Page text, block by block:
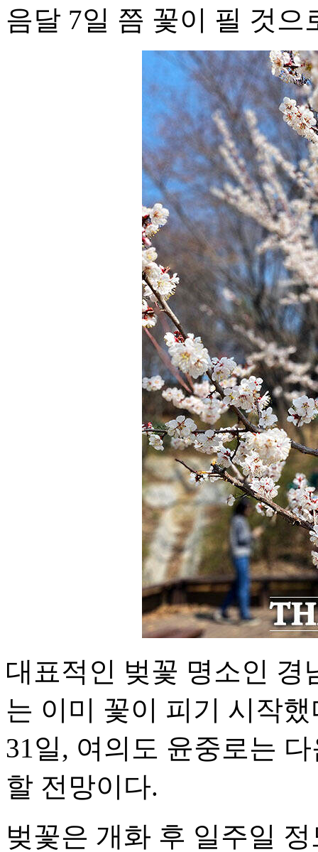
음달 7일 쯤 꽃이 필 것으
대표적인 벚꽃 명소인 경
는 이미 꽃이 피기 시작
31일, 여의도 윤중로는
할 전망이다.
벚꽃은 개화 후 일주일